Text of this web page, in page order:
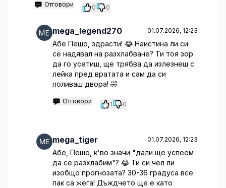
Отговори 0 0
mega_legend270 01.07.2026, 12:23
Абе Пешо, здрасти! 😂 Наистина ли си
се надявал на разхлабване? Ти тоя зор
да го усетиш, ще трябва да излезнеш с
лейка пред вратата и сам да си
поливаш двора! 🤣
Отговори 1 0
mega_tiger 01.07.2026, 12:23
Абе, Пешо, к'во значи "дали ще успеем
да се разхлабим"? 😂 Ти си чел ли
изобщо прогнозата? 30-36 градуса все
пак са жега! Дъждчето ще е като